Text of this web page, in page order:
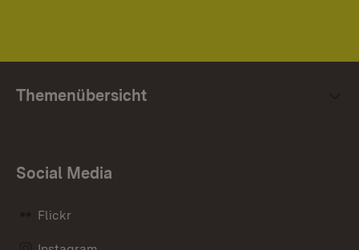
Themenübersicht
Social Media
Flickr